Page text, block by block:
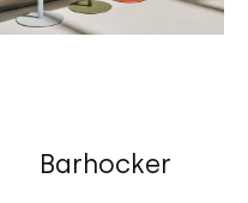
Barhocker